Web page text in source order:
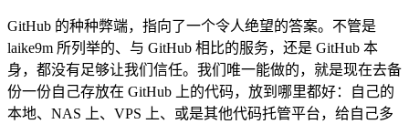
GitHub 的种种弊端，指向了一个令人绝望的答案。不管是
laike9m 所列举的、与 GitHub 相比的服务，还是 GitHub 本
身，都没有足够让我们信任。我们唯一能做的，就是现在去备
份一份自己存放在 GitHub 上的代码，放到哪里都好：自己的
本地、NAS 上、VPS 上、或是其他代码托管平台，给自己多